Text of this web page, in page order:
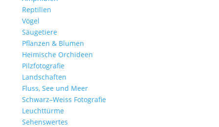
Reptilien
Vögel
Säugetiere
Pflanzen & Blumen
Heimische Orchideen
Pilzfotografie
Landschaften
Fluss, See und Meer
Schwarz–Weiss Fotografie
Leuchttürme
Sehenswertes